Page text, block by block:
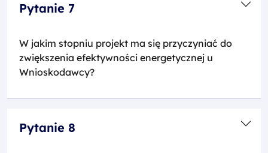
Pytanie 7
W jakim stopniu projekt ma się przyczyniać do
zwiększenia efektywności energetycznej u
Wnioskodawcy?
Pytanie 8